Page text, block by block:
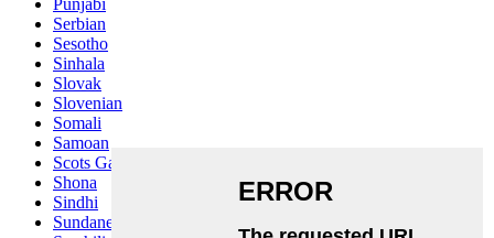
Punjabi
Serbian
Sesotho
Sinhala
Slovak
Slovenian
Somali
Samoan
Scots Gaelic
Shona
Sindhi
Sundanese